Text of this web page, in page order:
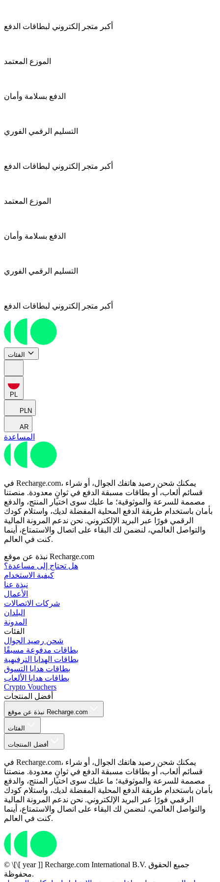
أكبر متجر إلكتروني لبطاقات الدفع
الموزع المعتمد
الدفع بسلامة وأمان
التسليم الرقمي الفوري
أكبر متجر إلكتروني لبطاقات الدفع
الموزع المعتمد
الدفع بسلامة وأمان
التسليم الرقمي الفوري
أكبر متجر إلكتروني لبطاقات الدفع
الفئات
PL
PLN
AR
المساعدة
في Recharge.com، يمكنك شحن رصيد هاتفك الجوال، أو شراء
قسائم ألعاب، أو بطاقات مسبقة الدفع في ثوانٍ معدودة. منصتنا
مصممة للسرعة والموثوقية؛ ما عليك سوى اختيار المنتج، والدفع
بأمان باستخدام طريقة الدفع المحلية المفضلة لديك، واستلام كودك
الرقمي فورًا عبر البريد الإلكتروني. نحن ندعم المرونة المالية
والتواصل العالمي، لنضمن لك البقاء على اتصال والاستمتاع، أينما
كنت في العالم.
نبذة عن موقع Recharge.com
هل تحتاج إلى مساعدة؟
كيفية الاستخدام
نبذة عنا
الأعمال
شركات الاتصالات
البلدان
المدونة
الفئات
شحن رصيد الجوال
بطاقات مدفوعة مسبقًا
بطاقات الهدايا الترفيهية
بطاقات هدايا التسوق
بطاقات هدايا الألعاب
Crypto Vouchers
أفضل المنتجات
نبذة عن موقع Recharge.com
الفئات
أفضل المنتجات
في Recharge.com، يمكنك شحن رصيد هاتفك الجوال، أو شراء
قسائم ألعاب، أو بطاقات مسبقة الدفع في ثوانٍ معدودة. منصتنا
مصممة للسرعة والموثوقية؛ ما عليك سوى اختيار المنتج، والدفع
بأمان باستخدام طريقة الدفع المحلية المفضلة لديك، واستلام كودك
الرقمي فورًا عبر البريد الإلكتروني. نحن ندعم المرونة المالية
والتواصل العالمي، لنضمن لك البقاء على اتصال والاستمتاع، أينما
كنت في العالم.
© \[\[ year ]] Recharge.com International B.V. جميع الحقوق
محفوظة.